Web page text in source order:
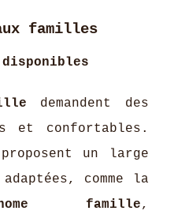
familles
disponibles
demandent des
et confortables.
proposent un large
comme la
famille,